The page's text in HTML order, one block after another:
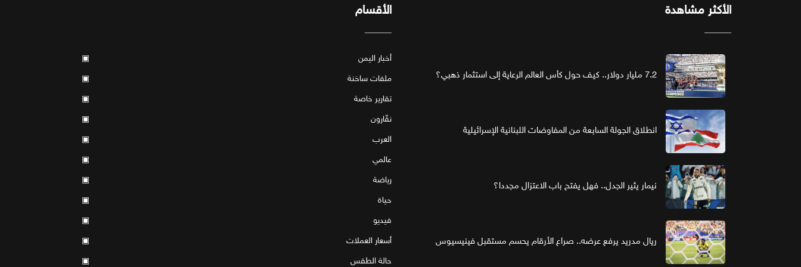
الأكثر مشاهدة
7.2 مليار دولار.. كيف حول كأس العالم الرعاية إلى استثمار ذهبي؟
انطلاق الجولة السابعة من المفاوضات اللبنانية الإسرائيلية
نيمار يثير الجدل.. فهل يفتح باب الاعتزال مجددا؟
ريال مدريد يرفع عرضه.. صراع الأرقام يحسم مستقبل فينيسيوس
الأقسام
أخبار اليمن
▣
ملفات ساخنة
▣
تقارير خاصة
▣
نقّارون
▣
العرب
▣
عالمي
▣
رياضة
▣
حياة
▣
فيديو
▣
أسعار العملات
▣
حالة الطقس
▣